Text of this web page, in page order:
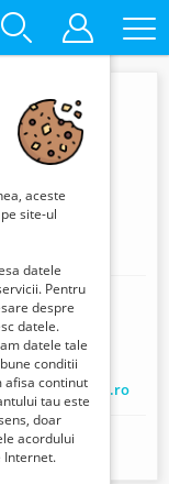
calificari.ro
Profesionale,
aceste
site-ul
datele
Pentru
despre
datele.
datele tale
conditii
afisa continut
tau este
doar
acordului
Internet.